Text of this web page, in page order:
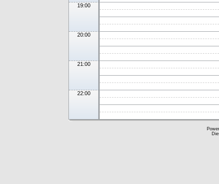
19:00
20:00
21:00
22:00